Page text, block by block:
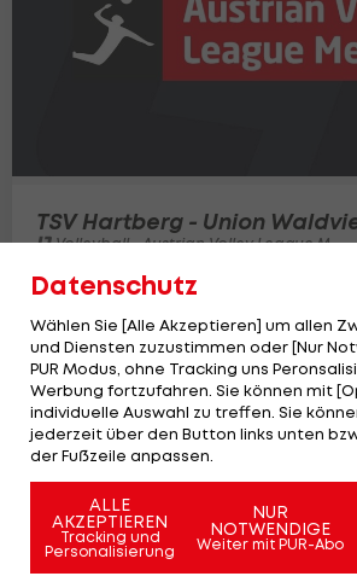
TSV Hartberg - Union
Volleyball - Austrian Volley League Men
02:33:27
Datenschutz
Wählen Sie [Alle Akzeptieren] um allen
und Diensten zuzustimmen oder [Nur
PUR Modus, ohne Tracking uns
Werbung fortzufahren. Sie können mit
individuelle Auswahl zu treffen. Sie
jederzeit über den Button links unten
der Fußzeile anpassen.
ALLE
AKZEPTIEREN
Tracking und
Personalisierung
NUR
NOTWENDIGE
Weiter mit PUR-Abo